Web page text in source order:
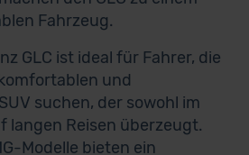
Fahrzeug.
GLC ist ideal für Fahrer, die
und
suchen, der sowohl im
langen Reisen überzeugt.
Modelle bieten ein